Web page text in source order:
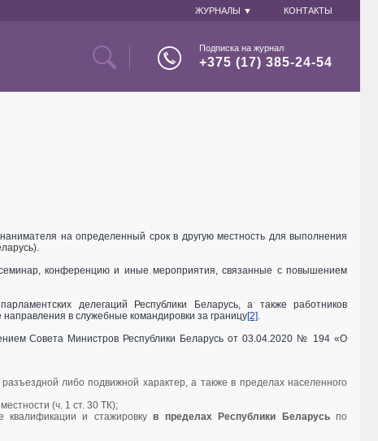
ЖУРНАЛЫ ▼ КОНТАКТЫ
Подписка на журнал
+375 (17) 385-24-54
на определенный срок в другую местность для выполнения
конференцию и иные мероприятия, связанные с повышением
делегаций Республики Беларусь, а также работников
в служебные командировки за границу[2].
Совета Министров Республики Беларусь от 03.04.2020 № 194 «О
либо подвижной характер, а также в пределах населенного
(ч. 1 ст. 30 ТК);
квалификации и стажировкув пределах Республики Беларусьпо